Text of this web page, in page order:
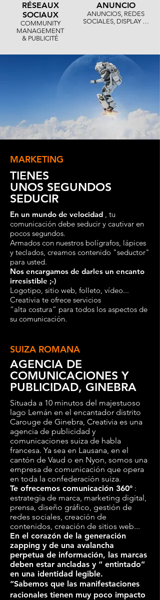
RÉSEAUX
SOCIAUX
COMMUNITY
MANAGEMENT
& PUBLICITÉ
ANUNCIO
ANUNCIOS, REDES
SOCIALES, DISPLAY…
MARKETING
TIENES
UNOS SEGUNDOS
SEDUCIR
En un mundo de velocidad , tu
comunicación debe seducir y cautivar en
pocos segundos.
Armados con nuestros bolígrafos, lápices
y teclados, creamos contenido "seductor"
para usted.
Nos encargamos de darles un encanto
irresistible ;-)
Logotipo, sitio web, folleto, vídeo...
Creativia te ofrece servicios
“alta costura” para todos los aspectos de
su comunicación.
SUIZA ROMANA
AGENCIA DE
COMUNICACIONES Y
PUBLICIDAD, GINEBRA
Situada a 10 minutos del majestuoso
lago Lemán en el encantador distrito
Carouge de Ginebra, Creativia es una
agencia de publicidad y
comunicaciones suiza de habla
francesa. Ya sea en Lausana, en el
cantón de Vaud o en Nyon, somos una
empresa de comunicación que opera
en toda la confederación suiza.
Te ofrecemos comunicación 360° :
estrategia de marca, marketing digital,
prensa, diseño gráfico, gestión de
redes sociales, creación de
contenidos, creación de sitios web...
En el corazón de la generación
zapping y de una avalancha
perpetua de información, las marcas
deben estar ancladas y “ entintado”
en una identidad legible.
“Sabemos que las manifestaciones
racionales tienen muy poco impacto